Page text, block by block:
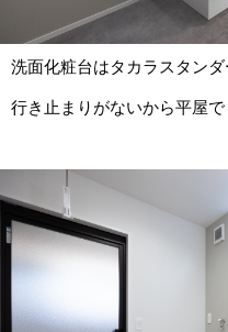
洗面化粧台はタカラスタン
行き止まりがないから平屋